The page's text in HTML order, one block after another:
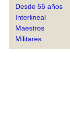
Desde 55 años
Interlineal
Maestros
Militares